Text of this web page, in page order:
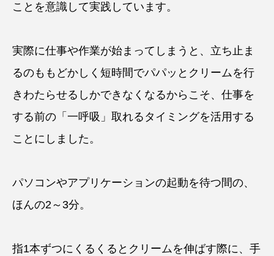
ことを意識して実践しています。
実際に仕事や作業が始まってしまうと、立ち止ま
るのももどかしく短時間でパパッとクリームを行
きわたらせるしかできなくなるからこそ、仕事を
する前の「一呼吸」取れるタイミングを活用する
ことにしました。
パソコンやアプリケーションの起動を待つ間の、
ほんの2～3分。
指1本ずつにくるくるとクリームを伸ばす際に、手